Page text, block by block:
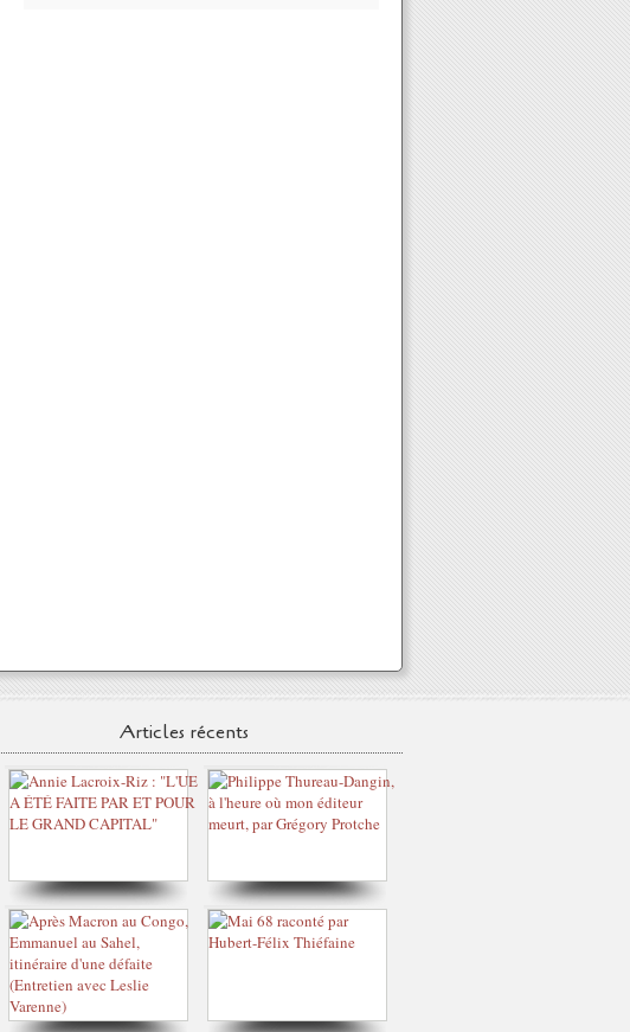
Articles récents